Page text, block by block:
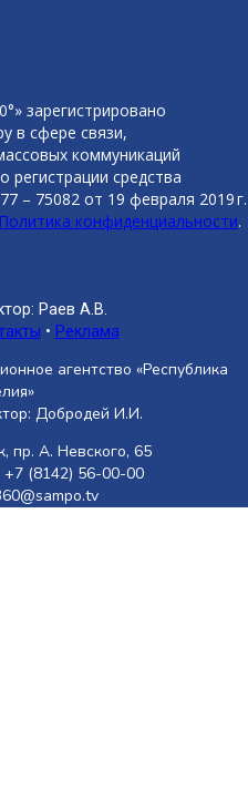
зарегистрировано
в сфере связи,
коммуникаций
регистрации средства
– 75082 от 19 февраля 2019 г.
Политика конфиденциальности.
Раев А.В.
• Реклама
агентство «Республика
Добродей И.И.
пр. А. Невского, 65
(8142) 56-00-00